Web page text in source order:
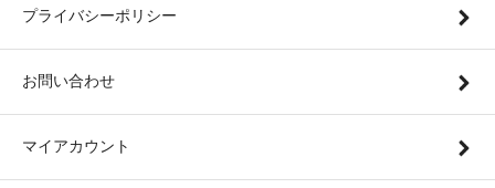
プライバシーポリシー
お問い合わせ
マイアカウント